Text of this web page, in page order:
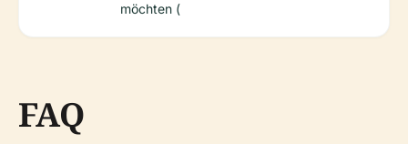
möchten (
FAQ